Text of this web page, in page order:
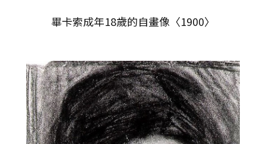
畢卡索成年18歲的自畫像〈1900〉